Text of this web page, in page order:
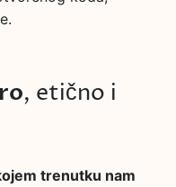
, etično i
trenutku nam